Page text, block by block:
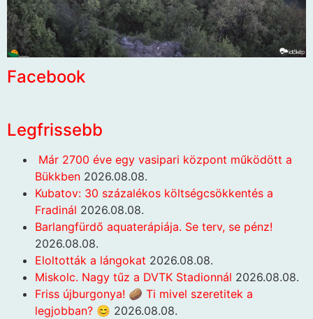
Facebook
Legfrissebb
Már 2700 éve egy vasipari központ működött a
Bükkben 2026.08.08.
Kubatov: 30 százalékos költségcsökkentés a
Fradinál 2026.08.08.
Barlangfürdő aquaterápiája. Se terv, se pénz!
2026.08.08.
Eloltották a lángokat 2026.08.08.
Miskolc. Nagy tűz a DVTK Stadionnál 2026.08.08.
Friss újburgonya! 🥔 Ti mivel szeretitek a
legjobban? 😊 2026.08.08.